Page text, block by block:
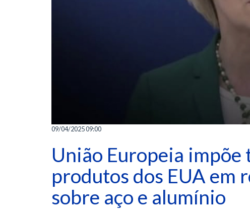
09/04/2025 09:00
União Europeia impõe
produtos dos EUA em
sobre aço e alumínio